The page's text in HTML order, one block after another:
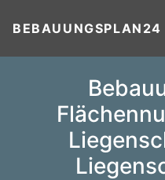
BEBAUUNGSPLAN24